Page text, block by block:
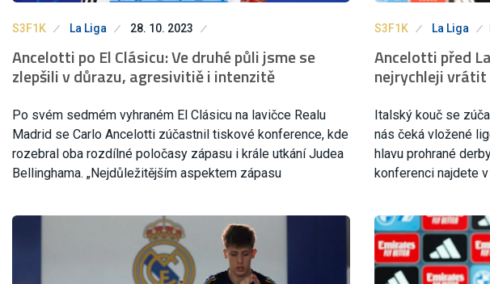
S3F1K La Liga 28. 10. 2023
Ancelotti po El Clásicu: Ve druhé půli jsme se
zlepšili v důrazu, agresivitiě i intenzitě
Po svém sedmém vyhraném El Clásicu na lavičce Realu
Madrid se Carlo Ancelotti zúčastnil tiskové konference, kde
rozebral oba rozdílné poločasy zápasu i krále utkání Judea
Bellinghama. „Nejdůležitějším aspektem zápasu
S3F1K La Liga
Ancelotti před
nejrychleji
Italský kouč se
nás čeká vložené
hlavu prohrané
konferenci najdete v